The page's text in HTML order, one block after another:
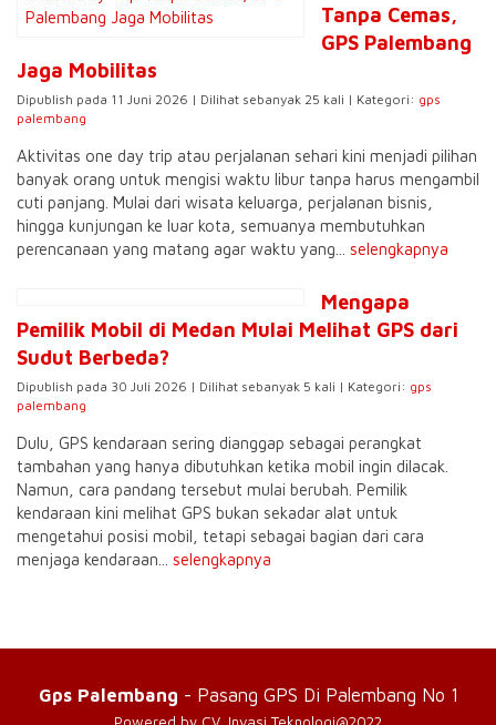
Tanpa Cemas,
GPS Palembang
Jaga Mobilitas
Dipublish pada 11 Juni 2026 | Dilihat sebanyak 25 kali | Kategori: gps
palembang
Aktivitas one day trip atau perjalanan sehari kini menjadi pilihan
banyak orang untuk mengisi waktu libur tanpa harus mengambil
cuti panjang. Mulai dari wisata keluarga, perjalanan bisnis,
hingga kunjungan ke luar kota, semuanya membutuhkan
perencanaan yang matang agar waktu yang... selengkapnya
Mengapa
Pemilik Mobil di Medan Mulai Melihat GPS dari
Sudut Berbeda?
Dipublish pada 30 Juli 2026 | Dilihat sebanyak 5 kali | Kategori: gps
palembang
Dulu, GPS kendaraan sering dianggap sebagai perangkat
tambahan yang hanya dibutuhkan ketika mobil ingin dilacak.
Namun, cara pandang tersebut mulai berubah. Pemilik
kendaraan kini melihat GPS bukan sekadar alat untuk
mengetahui posisi mobil, tetapi sebagai bagian dari cara
menjaga kendaraan... selengkapnya
Gps Palembang - Pasang GPS Di Palembang No 1